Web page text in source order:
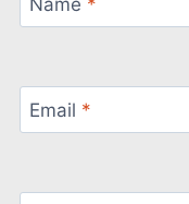
Name *
Email *